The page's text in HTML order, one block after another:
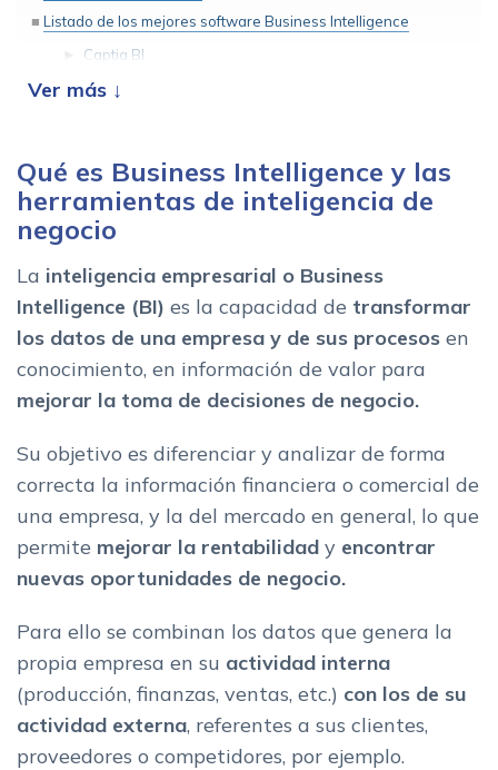
Listado de los mejores software Business Intelligence
Captia BI
Zoho Analytics
Power BI
Caracteristicas del software Business Intelligence
Integracion para la gestion de datos
Software BI y las herramientas de analisis de datos: data
analytics
Tipos de analisis Business Intelligence: modelos descriptivos
y modelos predictivos
Modelos predictivos BI
decisiones empresariales
¿Como funciona una herramienta BI?
Acciones fundamentales
Asistente Conversacional
Ejemplos de aplicaciones Business Intelligence para
empresas: adapta el BI a tu sector
La mejor herramienta de Business Intelligence para tu
empresa
Qué es Business Intelligence y las
herramientas de inteligencia de
negocio
La inteligencia empresarial o Business
Intelligence (BI) es la capacidad de transformar
los datos de una empresa y de sus procesos en
conocimiento, en información de valor para
mejorar la toma de decisiones de negocio.
Su objetivo es diferenciar y analizar de forma
correcta la información financiera o comercial de
una empresa, y la del mercado en general, lo que
permite mejorar la rentabilidad y encontrar
nuevas oportunidades de negocio.
Para ello se combinan los datos que genera la
propia empresa en su actividad interna
(producción, finanzas, ventas, etc.) con los de su
actividad externa, referentes a sus clientes,
proveedores o competidores, por ejemplo.